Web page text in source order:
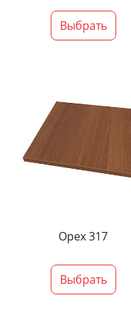
Выбрать
Орех 317
Выбрать